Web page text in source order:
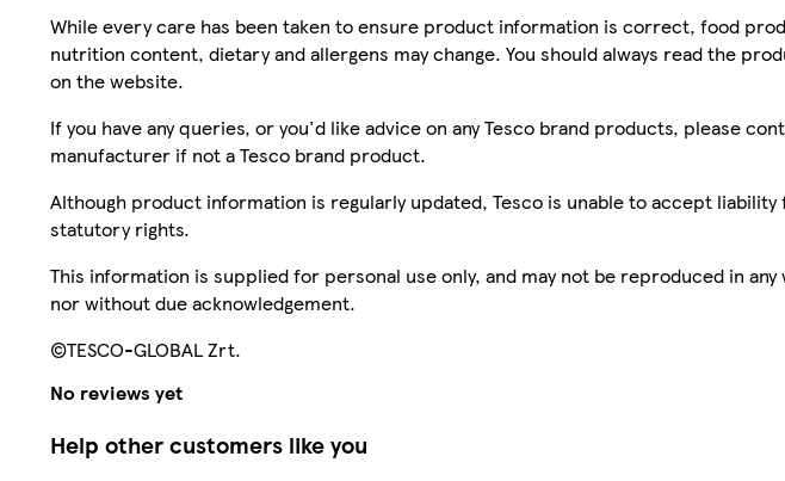
While every care has been taken to ensure product information is correct, food
nutrition content, dietary and allergens may change. You should always read the
on the website.
If you have any queries, or you'd like advice on any Tesco brand products, please
manufacturer if not a Tesco brand product.
Although product information is regularly updated, Tesco is unable to accept
statutory rights.
This information is supplied for personal use only, and may not be reproduced in
nor without due acknowledgement.
©TESCO-GLOBAL Zrt.
No reviews yet
Help other customers like you